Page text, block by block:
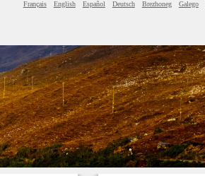
Français English Español Deutsch Brezhoneg Galego